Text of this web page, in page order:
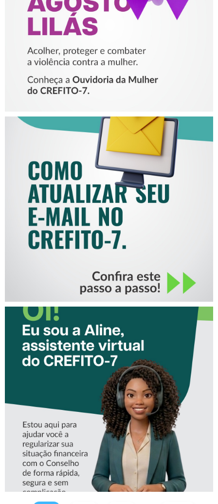
VIOLÊNCIA CONTRA A
MULHER
COMO ATUALIZAR SEU E-
MAIL NO CREFITO-7
CONHEÇA A ‘ALINE’,
ASSISTENTE VIRTUAL DO
CREFITO-7